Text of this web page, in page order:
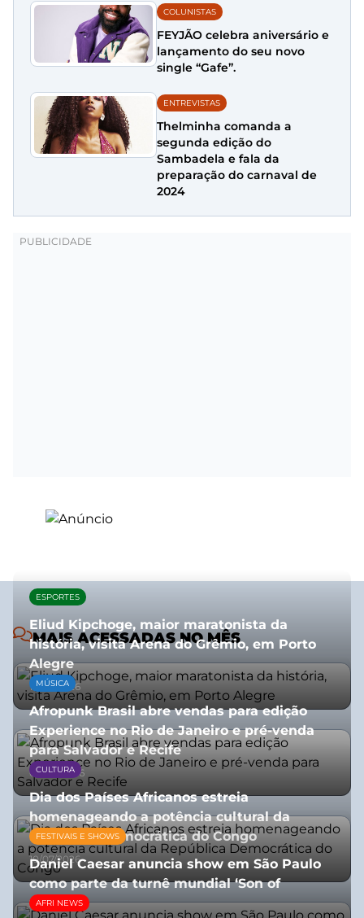
COLUNISTAS
FEYJÃO celebra aniversário e
lançamento do seu novo
single “Gafe”.
ENTREVISTAS
Thelminha comanda a
segunda edição do
Sambadela e fala da
preparação do carnaval de
2024
MAIS ACESSADAS NO MÊS
ESPORTES
Eliud Kipchoge, maior maratonista da
história, visita Arena do Grêmio, em Porto
Alegre
10/07/2026
MÚSICA
Afropunk Brasil abre vendas para edição
Experience no Rio de Janeiro e pré-venda
para Salvador e Recife
03/08/2026
CULTURA
Dia dos Países Africanos estreia
homenageando a potência cultural da
República Democrática do Congo
10/07/2026
FESTIVAIS E SHOWS
Daniel Caesar anuncia show em São Paulo
como parte da turnê mundial ‘Son of
Spergy’
AFRI NEWS